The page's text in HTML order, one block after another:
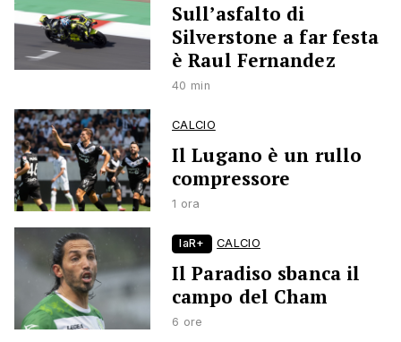
Sull’asfalto di
Silverstone a far festa
è Raul Fernandez
40 min
CALCIO
Il Lugano è un rullo
compressore
1 ora
laR+ CALCIO
Il Paradiso sbanca il
campo del Cham
6 ore